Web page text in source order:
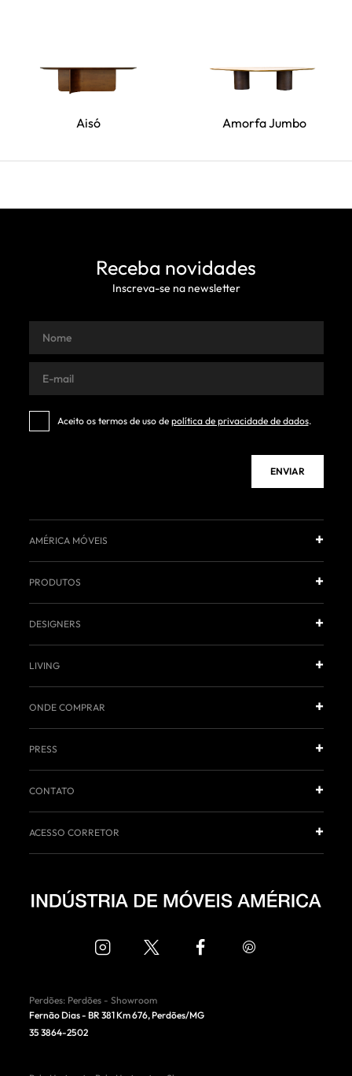
Aisó Amorfa Jumbo
Receba novidades
Inscreva-se na newsletter
Aceito os termos de uso de política de privacidade de dados.
ENVIAR
AMÉRICA MÓVEIS
PRODUTOS
DESIGNERS
LIVING
ONDE COMPRAR
PRESS
CONTATO
ACESSO CORRETOR
Perdões: Perdões - Showroom
Fernão Dias - BR 381 Km 676,Perdões/MG
35 3864-2502